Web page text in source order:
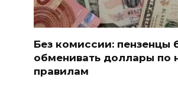
Без комиссии: пензенцы
обменивать доллары по
правилам